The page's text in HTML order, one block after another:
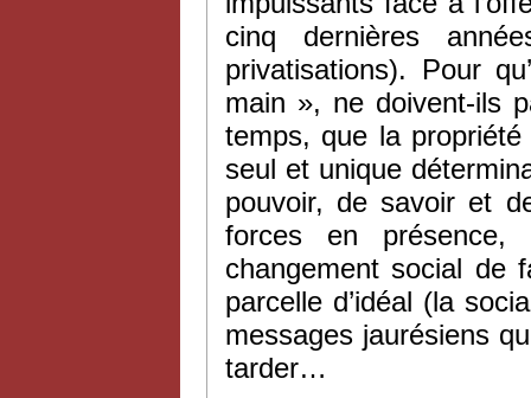
cinq dernières
privatisations). Pour
main », ne doivent-ils
temps, que la
seul et unique
pouvoir, de savoir et
forces en
changement social de
parcelle d’idéal (la
messages jaurésiens
tarder…